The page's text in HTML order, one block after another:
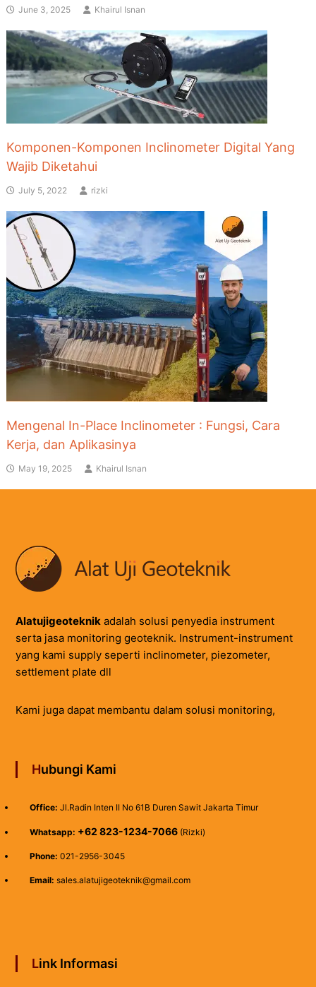
June 3, 2025 Khairul Isnan
Komponen-Komponen Inclinometer Digital Yang
Wajib Diketahui
July 5, 2022 rizki
Mengenal In-Place Inclinometer : Fungsi, Cara
Kerja, dan Aplikasinya
May 19, 2025 Khairul Isnan
Alatujigeoteknik adalah solusi penyedia instrument
serta jasa monitoring geoteknik. Instrument-instrument
yang kami supply seperti inclinometer, piezometer,
settlement plate dll
Kami juga dapat membantu dalam solusi monitoring,
Hubungi Kami
Office: Jl.Radin Inten II No 61B Duren Sawit Jakarta Timur
Whatsapp: +62 823-1234-7066(Rizki)
Phone: 021-2956-3045
Email: sales.alatujigeoteknik@gmail.com
Link Informasi